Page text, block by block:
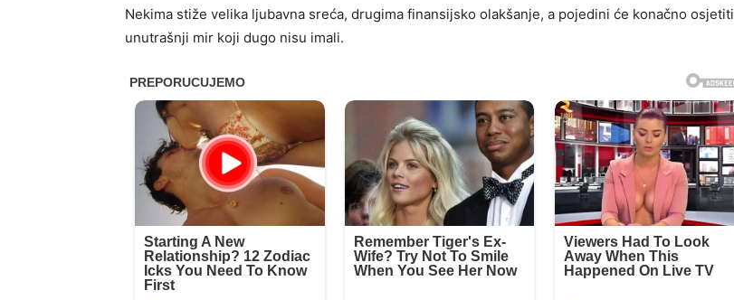
Nekima stiže velika ljubavna sreća, drugima finansijsko olakšanje, a pojedini će konačno osjetiti
unutrašnji mir koji dugo nisu imali.